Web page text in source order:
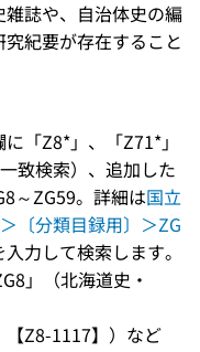
誌や、自治体史の編
紀要が存在すること
「Z8*」、「Z71*」
致検索）、追加した
～ZG59。詳細は国立
〔分類目録用〕＞ZG
力して検索します。
」（北海道史・
Z8-1117】）など